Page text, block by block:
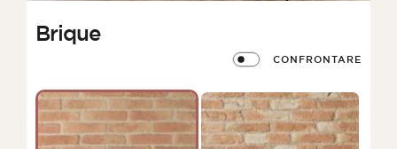
Brique
CONFRONTARE